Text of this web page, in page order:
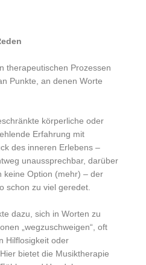
therapeutischen Prozessen
Punkte, an denen Worte
körperliche oder
Erfahrung mit
des inneren Erlebens –
unaussprechbar, darüber
keine Option (mehr) – der
schon zu viel geredet.
dazu, sich in Worten zu
„wegzuschweigen“, oft
Hilflosigkeit oder
bietet die Musiktherapie